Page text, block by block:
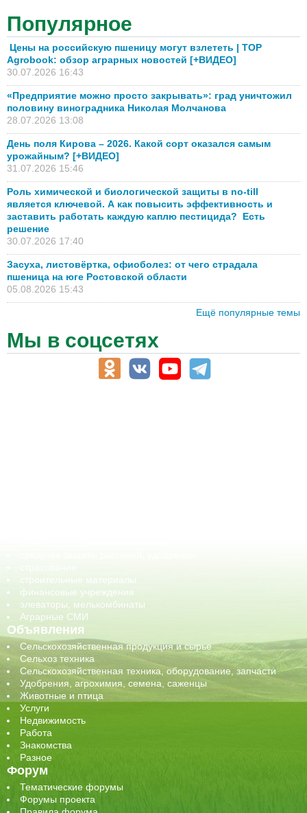
Популярное
Цены на российскую пшеницу могут взлететь | TOP
Agrobook: обзор аграрных новостей [+ВИДЕО]
30.07.2026 16:43
«Предприятие можно просто закрывать»: град уничтожил
половину виноградника Николая Молчанова
28.07.2026 13:08
День поля Кирова – 2026. Какой сорт оказался самым
урожайным? [+ВИДЕО]
31.07.2026 15:46
Роль химической и биологической защиты в no-till
является ключевой. А как повысить эффективность и
заставить работать каждую каплю пестицида? Есть
решение
30.07.2026 17:40
Засуха, листовёртка, офиоболез: от чего страдала
пшеница на юге Ростовской области
05.08.2026 15:43
Ещё популярные темы
Мы в соцсетях
строительные материалы
финансовые учреждения
элеваторы, мелькомбинаты
Аграрные СМИ
Объявления
Сельскохозяйственная продукция и сырье
Сельхоз техника
Сельскохозяйственная техника, оборудование, запчасти
Удобрения, агрохимия, семена, саженцы
Животные и птица
Услуги
Недвижимость
Работа
Знакомства
Разное
Форум
Тематические форумы
Форумы проекта